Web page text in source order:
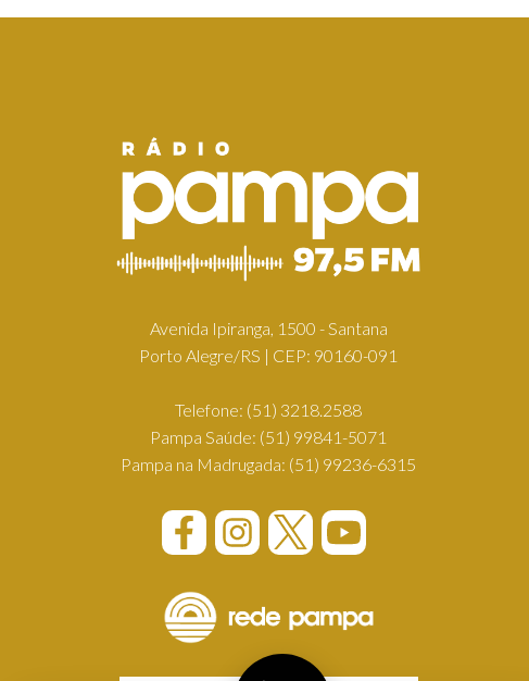
Avenida Ipiranga, 1500 - Santana
Porto Alegre/RS | CEP: 90160-091
Telefone: (51) 3218.2588
Pampa Saúde: (51) 99841-5071
Pampa na Madrugada: (51) 99236-6315